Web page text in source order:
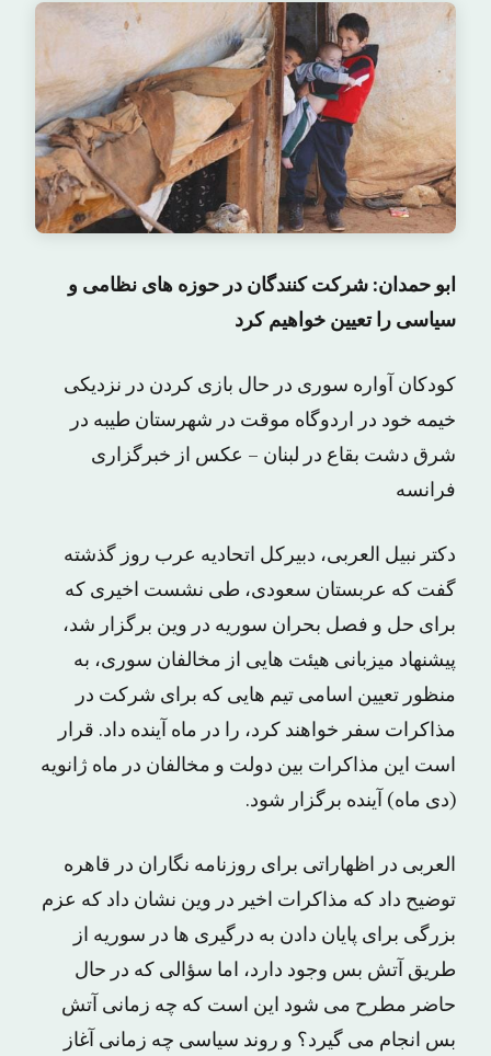
ابو حمدان: شرکت کنندگان در حوزه های نظامی و
سیاسی را تعیین خواهیم کرد
کودکان آواره سوری در حال بازی کردن در نزدیکی
خیمه خود در اردوگاه موقت در شهرستان طیبه در
شرق دشت بقاع در لبنان – عکس از خبرگزاری
فرانسه
دکتر نبیل العربی، دبیرکل اتحادیه عرب روز گذشته
گفت که عربستان سعودی، طی نشست اخیری که
برای حل و فصل بحران سوریه در وین برگزار شد،
پیشنهاد میزبانی هیئت هایی از مخالفان سوری، به
منظور تعیین اسامی تیم هایی که برای شرکت در
مذاکرات سفر خواهند کرد، را در ماه آینده داد. قرار
است این مذاکرات بین دولت و مخالفان در ماه ژانویه
(دی ماه) آینده برگزار شود.
العربی در اظهاراتی برای روزنامه نگاران در قاهره
توضیح داد که مذاکرات اخیر در وین نشان داد که عزم
بزرگی برای پایان دادن به درگیری ها در سوریه از
طریق آتش بس وجود دارد، اما سؤالی که در حال
حاضر مطرح می شود این است که چه زمانی آتش
بس انجام می گیرد؟ و روند سیاسی چه زمانی آغاز